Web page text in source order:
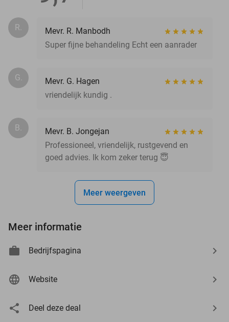
R.
Mevr. R. Manbodh
Super fijne behandeling Echt een aanrader
G.
Mevr. G. Hagen
vriendelijk kundig .
B.
Mevr. B. Jongejan
Professioneel, vriendelijk, rustgevend en
goed advies. Ik kom zeker terug 😇
Meer weergeven
Meer informatie
Bedrijfspagina
Website
Deel deze deal